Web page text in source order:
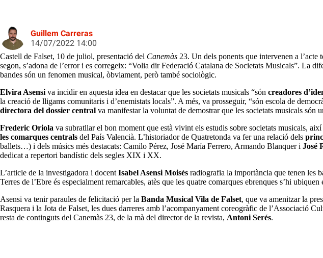
Guillem Carreras
14/07/2022 14:00
Castell de Falset, 10 de juliol, presentació del Canemàs 23. Un dels ponents que intervenen a
segon, s’adona de l’error i es corregeix: “Volia dir Federació Catalana de Societats Musicals”. La
bandes són un fenomen musical, òbviament, però també sociològic.
Elvira Asensiva incidir en aquesta idea en destacar que les societats musicals “són creadores
la creació de lligams comunitaris i d’enemistats locals”. A més, va prosseguir, “són escola de
directora del dossier central va manifestar la voluntat de demostrar que les societats musicals són
Frederic Oriola va subratllar el bon moment que està vivint els estudis sobre societats musicals,
les comarques centrals del País Valencià. L’historiador de Quatretonda va fer una relació dels
ballets…) i dels músics més destacats: Camilo Pérez, José María Ferrero, Armando Blanquer i José
dedicat a repertori bandístic dels segles XIX i XX.
L’article de la investigadora i docentIsabel Asensi Moisés radiografia la importància que tenen les
Terres de l’Ebre és especialment remarcables, atès que les quatre comarques ebrenques s’hi
Asensi va tenir paraules de felicitació per la Banda Musical Vila de Falset, que va amenitzar la
Rasquera i la Jota de Falset, les dues darreres amb l’acompanyament coreogràfic de l’Associació
resta de continguts del Canemàs 23, de la mà del director de la revista, Antoni Serés.